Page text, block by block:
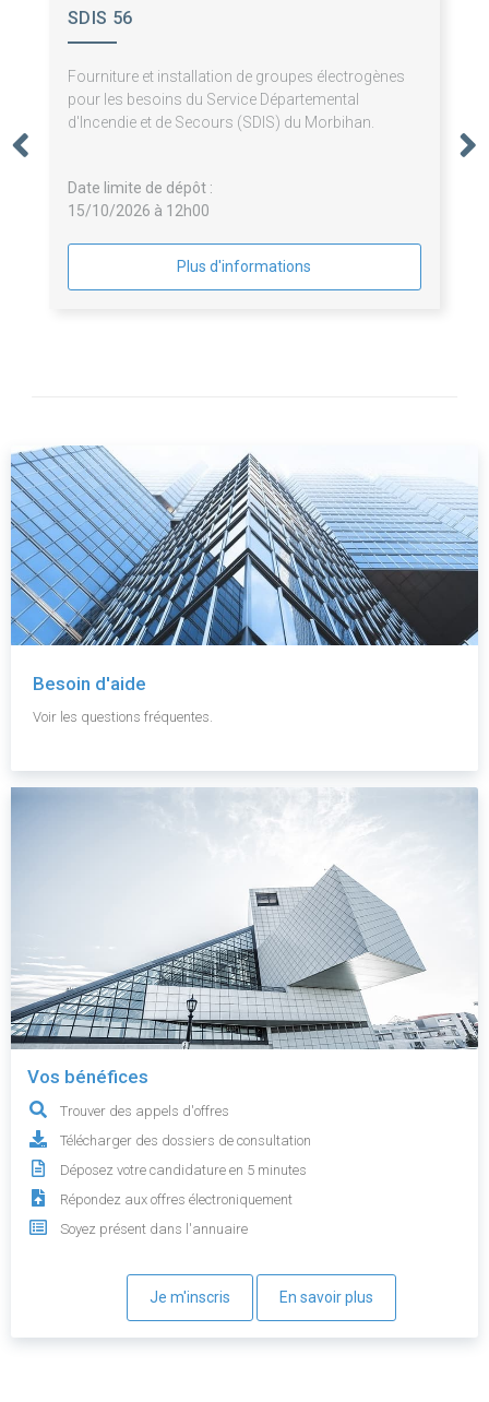
SDIS 56
Fourniture et installation de groupes électrogènes
pour les besoins du Service Départemental
d'Incendie et de Secours (SDIS) du Morbihan.
Date limite de dépôt :
15/10/2026 à 12h00
Plus d'informations
Besoin d'aide
Voir les questions fréquentes.
Vos bénéfices
Trouver des appels d'offres
Télécharger des dossiers de consultation
Déposez votre candidature en 5 minutes
Répondez aux offres électroniquement
Soyez présent dans l'annuaire
Je m'inscris En savoir plus